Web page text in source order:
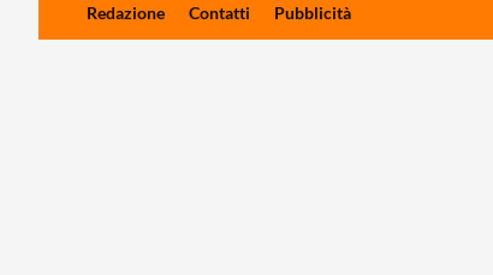
Redazione Contatti Pubblicità